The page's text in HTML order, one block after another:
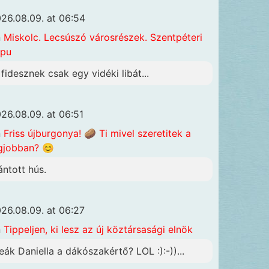
at 06:54
Miskolc. Lecsúszó városrészek. Szentpéteri
csak egy vidéki libát...
at 06:51
Friss újburgonya! 🥔 Ti mivel szeretitek a
😊
hús.
at 06:27
Tippeljen, ki lesz az új köztársasági elnök
Daniella a dákószakértő? LOL :):-))...